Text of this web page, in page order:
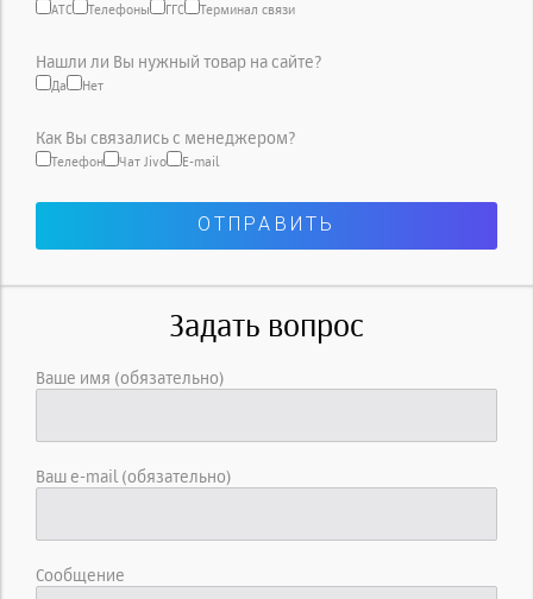
АТС Телефоны ГГС Терминал связи
Нашли ли Вы нужный товар на сайте?
Да Нет
Как Вы связались с менеджером?
Телефон Чат Jivo E-mail
Задать вопрос
Ваше имя (обязательно)
Ваш e-mail (обязательно)
Сообщение